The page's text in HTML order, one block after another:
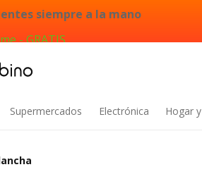
siempre a la mano
- GRATIS
Supermercados Electrónica Hogar